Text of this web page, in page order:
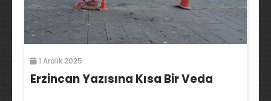
1 Aralık 2025
Erzincan Yazısına Kısa Bir Veda